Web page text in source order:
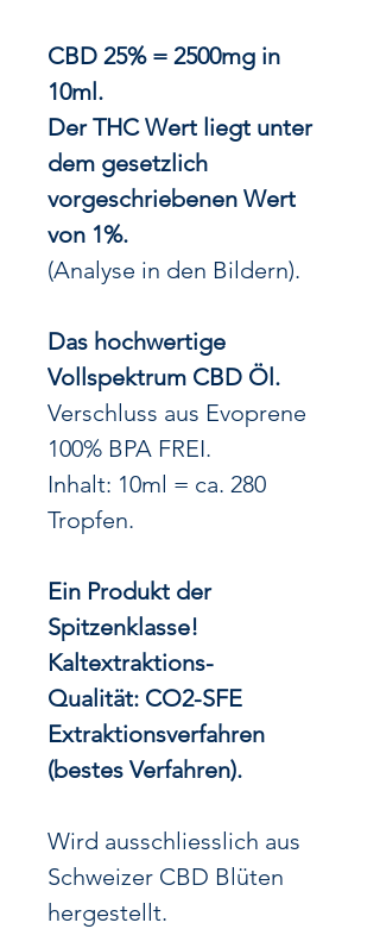
CBD 25% = 2500mg in
10ml.
Der THC Wert liegt unter
dem gesetzlich
vorgeschriebenen Wert
von 1%.
(Analyse in den Bildern).
Das hochwertige
Vollspektrum CBD Öl.
Verschluss aus Evoprene
100% BPA FREI.
Inhalt: 10ml = ca. 280
Tropfen.
Ein Produkt der
Spitzenklasse!
Kaltextraktions-
Qualität: CO2-SFE
Extraktionsverfahren
(bestes Verfahren).
Wird ausschliesslich aus
Schweizer CBD Blüten
hergestellt.